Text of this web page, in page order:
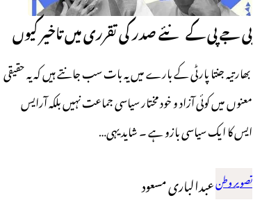
بی جے پی کے نئے صدر کی تقرری میں تاخیر کیوں
بھارتیہ جنتا پارٹی کے بارے میں یہ بات سب جانتے ہیں کہ یہ حقیقی
معنوں میں کوئی آزاد و خود مختار سیاسی جماعت نہیں بلکہ آرایس
ایس کا ایک سیاسی بازو ہے ۔ شاید یہی…
تصویر وطنعبدالباری مسعود